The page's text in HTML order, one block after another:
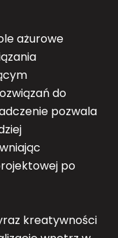
ażurowe
do
pozwala
po
kreatywności